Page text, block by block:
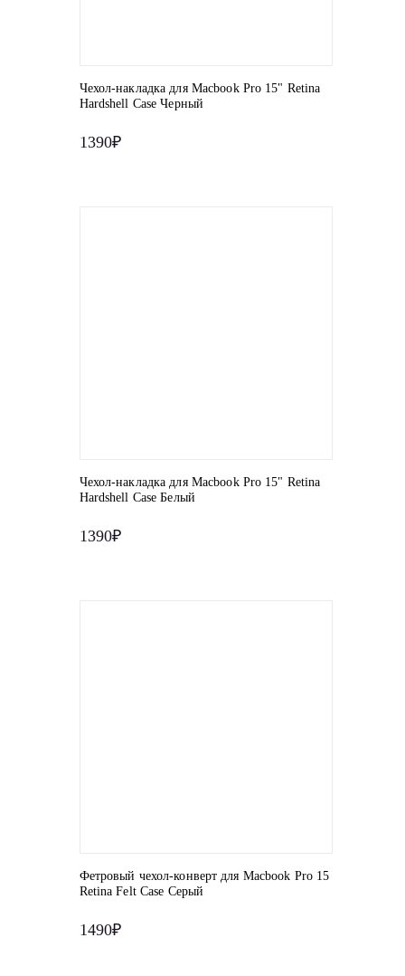
Чехол-накладка для Macbook Pro 15" Retina
Hardshell Case Черный
1390₽
Чехол-накладка для Macbook Pro 15" Retina
Hardshell Case Белый
1390₽
Фетровый чехол-конверт для Macbook Pro 15
Retina Felt Case Серый
1490₽